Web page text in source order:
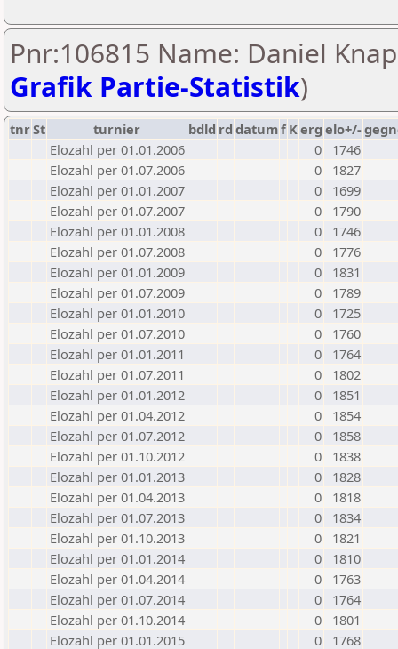
Pnr:106815 Name: Daniel
Grafik Partie-Statistik)
tnrSt turnier bdld rd datumf Kerg elo+/-
Elozahl per 01.01.2006
0
1746
Elozahl per 01.07.2006
0
1827
Elozahl per 01.01.2007
0
1699
Elozahl per 01.07.2007
0
1790
Elozahl per 01.01.2008
0
1746
Elozahl per 01.07.2008
0
1776
Elozahl per 01.01.2009
0
1831
Elozahl per 01.07.2009
0
1789
Elozahl per 01.01.2010
0
1725
Elozahl per 01.07.2010
0
1760
Elozahl per 01.01.2011
0
1764
Elozahl per 01.07.2011
0
1802
Elozahl per 01.01.2012
0
1851
Elozahl per 01.04.2012
0
1854
Elozahl per 01.07.2012
0
1858
Elozahl per 01.10.2012
0
1838
Elozahl per 01.01.2013
0
1828
Elozahl per 01.04.2013
0
1818
Elozahl per 01.07.2013
0
1834
Elozahl per 01.10.2013
0
1821
Elozahl per 01.01.2014
0
1810
Elozahl per 01.04.2014
0
1763
Elozahl per 01.07.2014
0
1764
Elozahl per 01.10.2014
0
1801
Elozahl per 01.01.2015
0
1768